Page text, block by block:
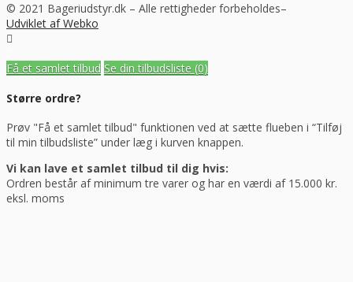
© 2021 Bageriudstyr.dk – Alle rettigheder forbeholdes–
Udviklet af Webko
Få et samlet tilbud Se din tilbudsliste (0)
Større ordre?
Prøv "Få et samlet tilbud" funktionen ved at sætte flueben i “Tilføj
til min tilbudsliste” under læg i kurven knappen.
Vi kan lave et samlet tilbud til dig hvis:
Ordren består af minimum tre varer og har en værdi af 15.000 kr.
eksl. moms